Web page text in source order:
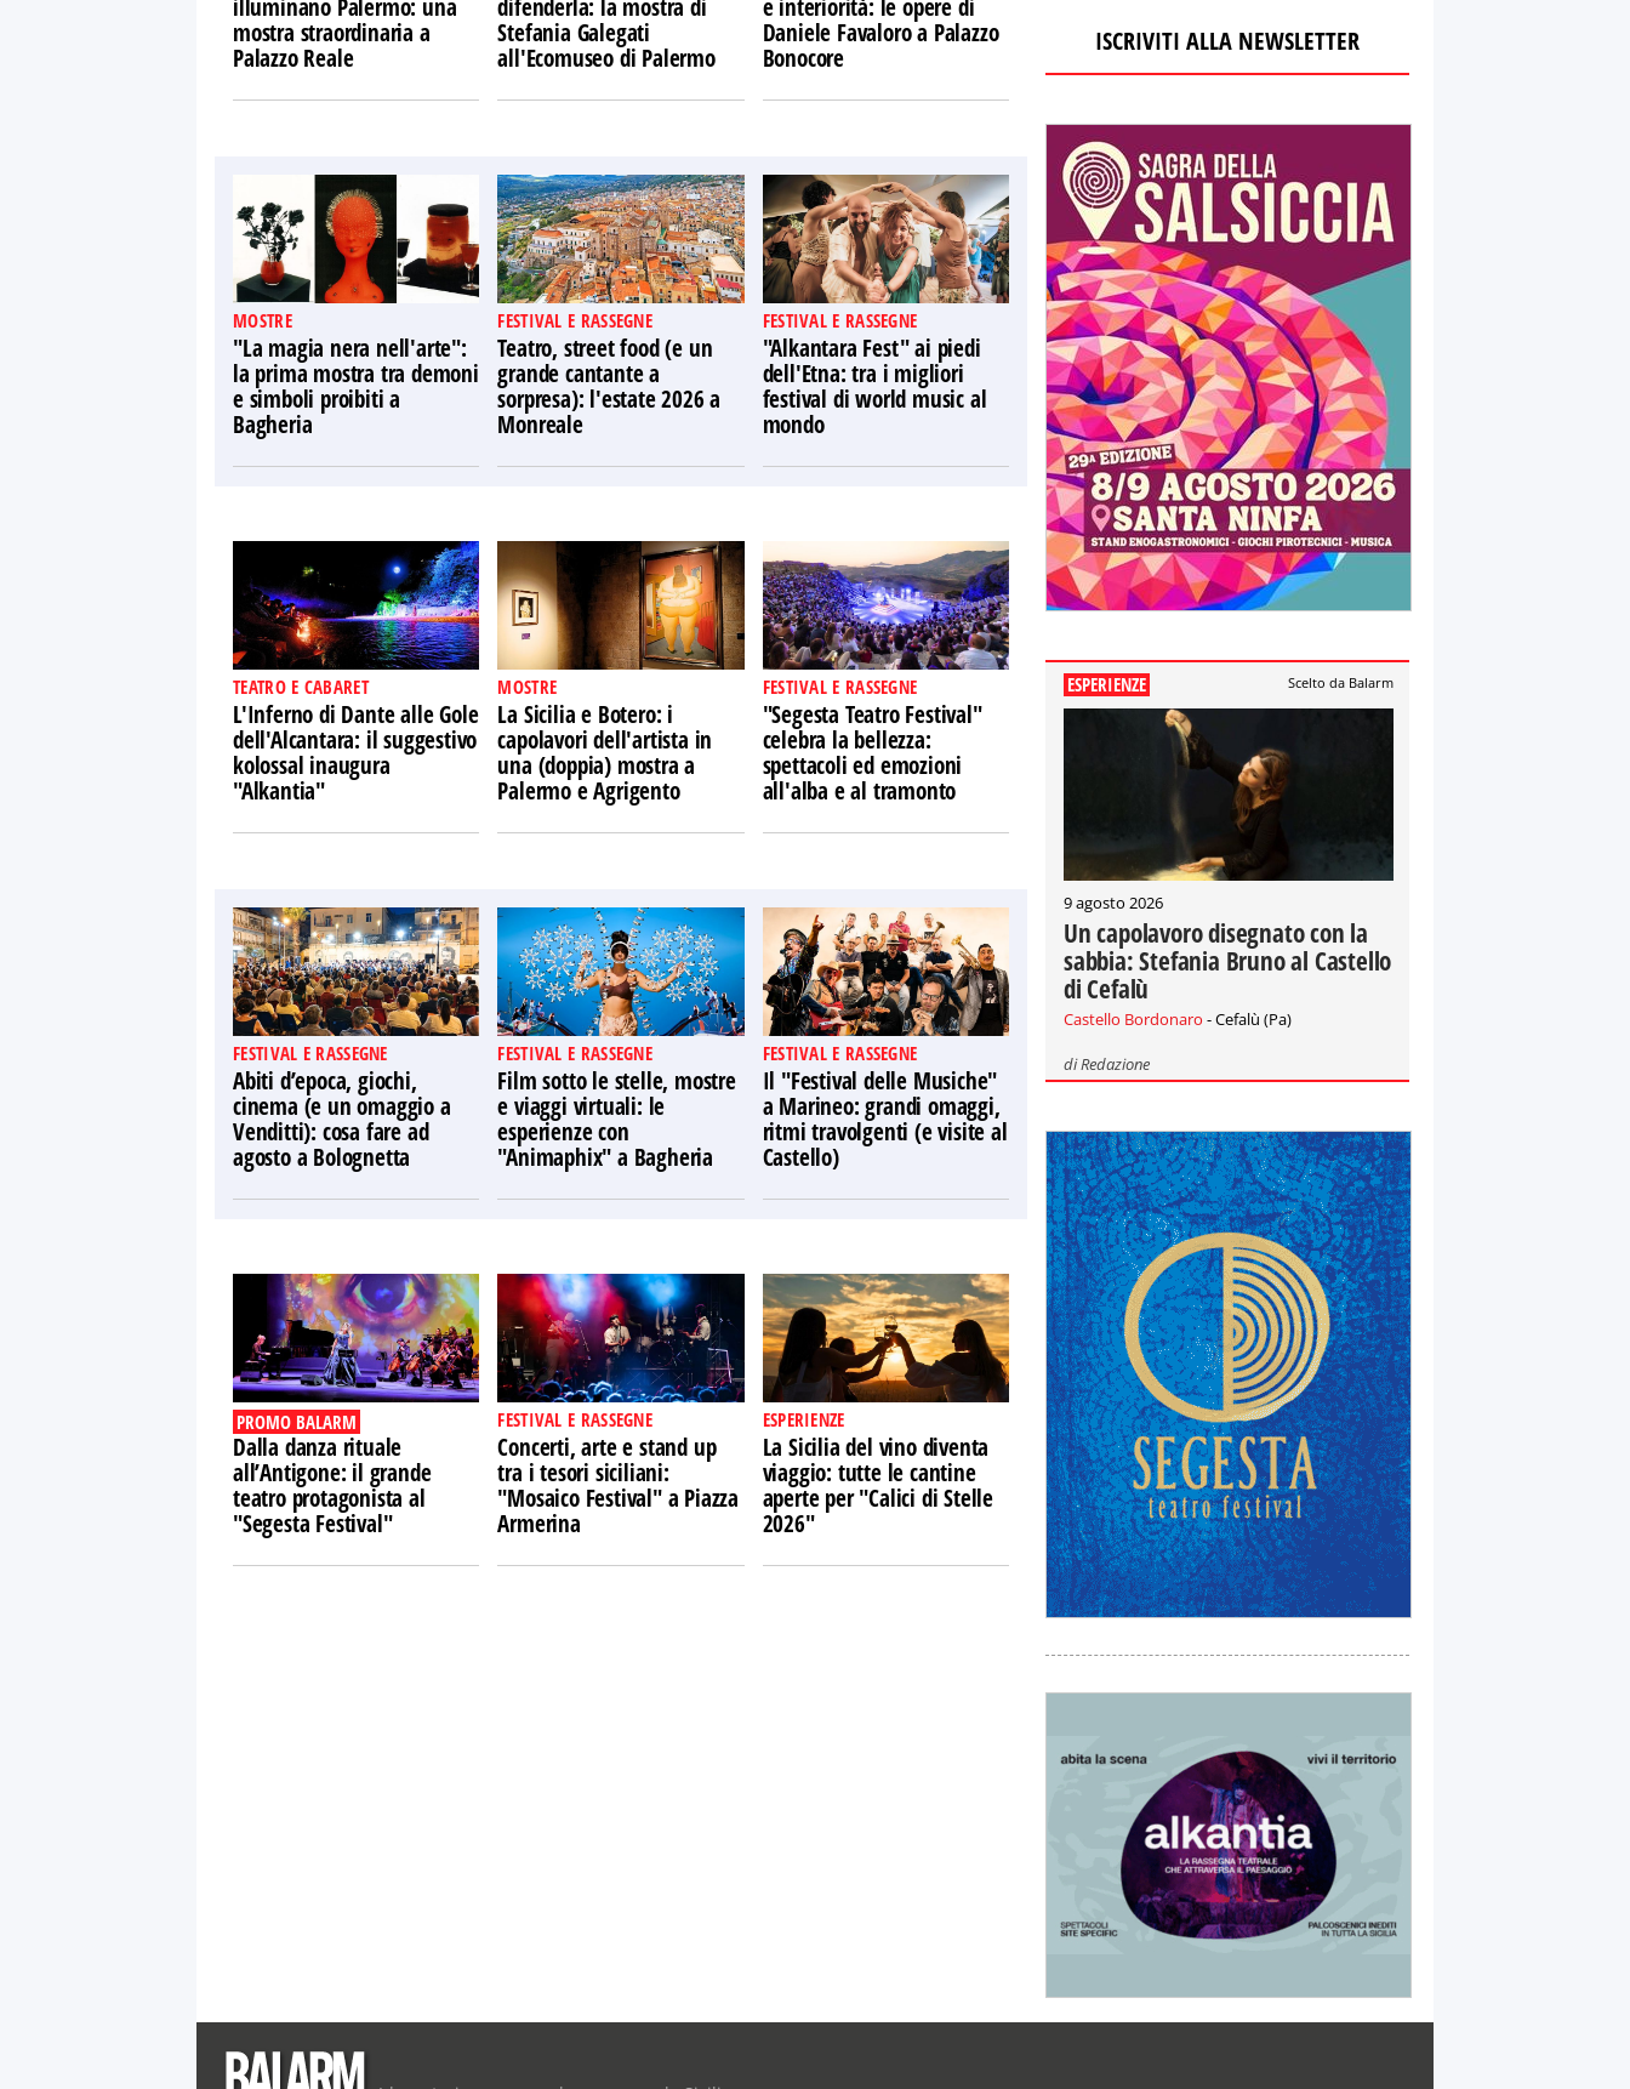
illuminano Palermo: una
mostra straordinaria a
Palazzo Reale
difenderla: la mostra di
Stefania Galegati
all'Ecomuseo di Palermo
e interiorità: le opere di
Daniele Favaloro a Palazzo
Bonocore
MOSTRE
"La magia nera nell'arte":
la prima mostra tra demoni
e simboli proibiti a
Bagheria
FESTIVAL E RASSEGNE
Teatro, street food (e un
grande cantante a
sorpresa): l'estate 2026 a
Monreale
FESTIVAL E RASSEGNE
"Alkantara Fest" ai piedi
dell'Etna: tra i migliori
festival di world music al
mondo
TEATRO E CABARET
L'Inferno di Dante alle Gole
dell'Alcantara: il suggestivo
kolossal inaugura
"Alkantia"
MOSTRE
La Sicilia e Botero: i
capolavori dell'artista in
una (doppia) mostra a
Palermo e Agrigento
FESTIVAL E RASSEGNE
"Segesta Teatro Festival"
celebra la bellezza:
spettacoli ed emozioni
all'alba e al tramonto
FESTIVAL E RASSEGNE
Abiti d’epoca, giochi,
cinema (e un omaggio a
Venditti): cosa fare ad
agosto a Bolognetta
FESTIVAL E RASSEGNE
Film sotto le stelle, mostre
e viaggi virtuali: le
esperienze con
"Animaphix" a Bagheria
FESTIVAL E RASSEGNE
Il "Festival delle Musiche"
a Marineo: grandi omaggi,
ritmi travolgenti (e visite al
Castello)
PROMO BALARM
Dalla danza rituale
all’Antigone: il grande
teatro protagonista al
"Segesta Festival"
FESTIVAL E RASSEGNE
Concerti, arte e stand up
tra i tesori siciliani:
"Mosaico Festival" a Piazza
Armerina
ESPERIENZE
La Sicilia del vino diventa
viaggio: tutte le cantine
aperte per "Calici di Stelle
2026"
ISCRIVITI ALLA NEWSLETTER
ESPERIENZE Scelto da Balarm
9 agosto 2026
Un capolavoro disegnato con la
sabbia: Stefania Bruno al Castello
di Cefalù
Castello Bordonaro - Cefalù (Pa)
diRedazione